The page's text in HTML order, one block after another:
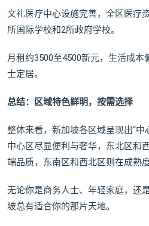
文礼医疗中心设施完善，全区医疗
所国际学校和2所政府学校。
月租约3500至4500新元，生活成
士定居。
总结：区域特色鲜明，按需选择
整体来看，新加坡各区域呈现出“中
中心区尽显便利与奢华，东北区和
端品质，东南区和西北区则在成熟
无论你是商务人士、年轻家庭，还
坡总有适合你的那片天地。